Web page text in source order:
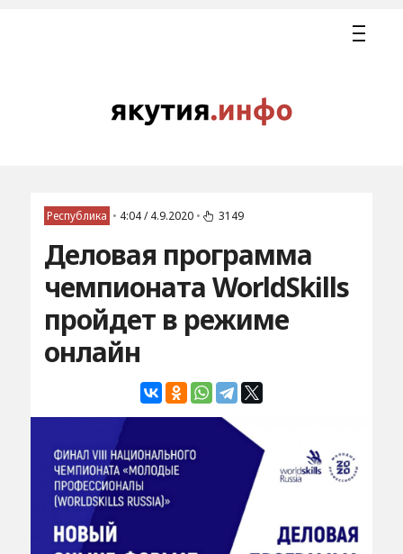
Республика • 4:04 / 4.9.2020 • 3149
Деловая программа
чемпионата WorldSkills
пройдет в режиме
онлайн